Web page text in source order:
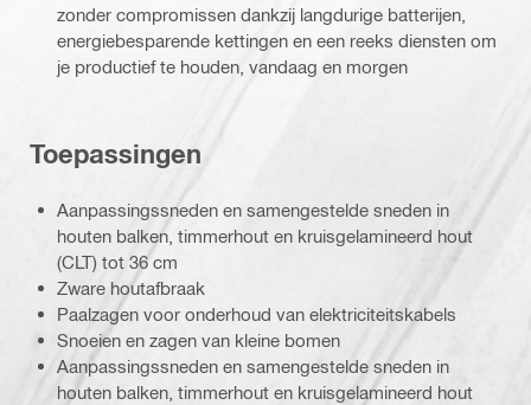
zonder compromissen dankzij langdurige batterijen,
energiebesparende kettingen en een reeks diensten om
je productief te houden, vandaag en morgen
Toepassingen
Aanpassingssneden en samengestelde sneden in
houten balken, timmerhout en kruisgelamineerd hout
(CLT) tot 36 cm
Zware houtafbraak
Paalzagen voor onderhoud van elektriciteitskabels
Snoeien en zagen van kleine bomen
Aanpassingssneden en samengestelde sneden in
houten balken, timmerhout en kruisgelamineerd hout